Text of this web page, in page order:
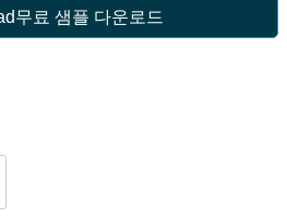
무료 샘플 다운로드